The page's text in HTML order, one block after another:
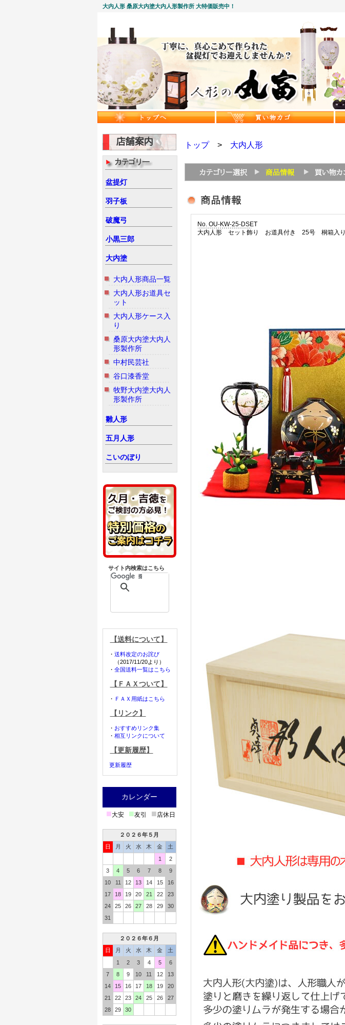
大内人形 桑原大内塗大内人形製作所 大特価販売中！
盆提灯
羽子板
破魔弓
小黒三郎
大内塗
大内人形商品一覧
大内人形お道具セ
ット
大内人形ケース入
り
桑原大内塗大内人
形製作所
中村民芸社
谷口漆香堂
牧野大内塗大内人
形製作所
雛人形
五月人形
こいのぼり
サイト内検索はこちら
【送料について】
・ 送料改定のお詫び
（2017/11/20より）
・ 全国送料一覧はこちら
【ＦＡＸついて】
・ ＦＡＸ用紙はこちら
【リンク】
・ おすすめリンク集
・ 相互リンクについて
【更新履歴】
更新履歴
カレンダー
■大安 ■友引 ■店休日
２０２６年５月
日
月 火 水 木 金
土
1
2
3
4 5 6 7 8
9
10
11 12 13 14 15
16
17
18 19 20 21 22
23
24
25 26 27 28 29
30
31
２０２６年６月
日
月 火 水 木 金
土
1
2 3 4 5
6
7
8 9 10 11 12
13
14
15 16 17 18 19
20
21
22 23 24 25 26
27
28
29 30
トップ> 大内人形
No. OU-KW-25-DSET
大内人形 セット飾り お道具付き 25号 桐箱入り